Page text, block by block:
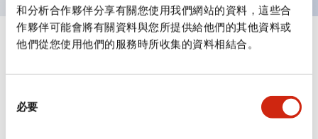
和分析合作夥伴分享有關您使用我們網站的資料，這些合
作夥伴可能會將有關資料與您所提供給他們的其他資料或
他們從您使用他們的服務時所收集的資料相結合。
必要
規格